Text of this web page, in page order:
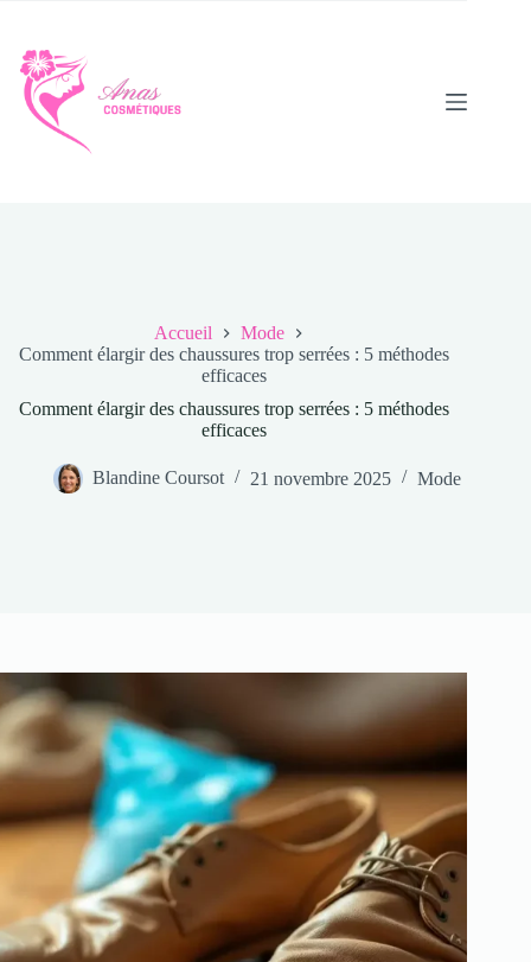
contenu
Accueil
Mode
Comment élargir des chaussures trop serrées : 5 méthodes
efficaces
Comment élargir des chaussures trop serrées : 5 méthodes
efficaces
Blandine Coursot 21 novembre 2025 Mode